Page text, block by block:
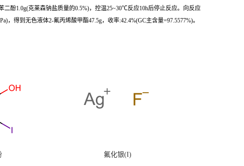
二酚1.0g(克莱森钠盐质量的0.5%)，控温25~30℃反应10h后停止反应。向反应
得到无色液体2-氟丙烯酸甲酯47.5g，收率:42.4%(GC主含量=97.5577%)。
氟化银(I)